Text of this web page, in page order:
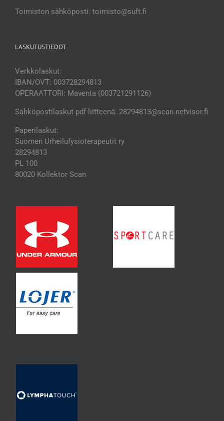
Toimiston sähköposti: toimisto@suft.fi
LASKUTUSTIEDOT
Verkkolaskut:
IBAN/OVT: 003728294813
OPERAATTORI: Maventa (003721291126)
Sähköpostilaskut pdf-liitteenä: 28294813@scan.netvisor.fi
Paperilaskut:
Suomen Urheilufysioterapeutit ry
28294813
PL 100
80020 Kollektor Scan